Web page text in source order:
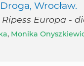
Wrocław.
Europa -
, Monika